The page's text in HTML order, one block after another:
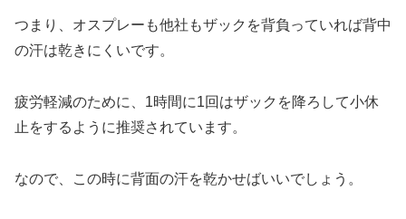
つまり、オスプレーも他社もザックを背負っていれば背中
の汗は乾きにくいです。
疲労軽減のために、1時間に1回はザックを降ろして小休
止をするように推奨されています。
なので、この時に背面の汗を乾かせばいいでしょう。